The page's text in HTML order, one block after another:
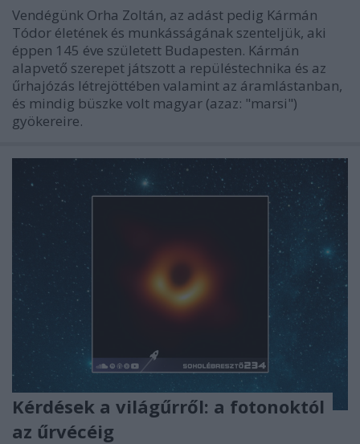
Vendégünk Orha Zoltán, az adást pedig Kármán
Tódor életének és munkásságának szenteljük, aki
éppen 145 éve született Budapesten. Kármán
alapvető szerepet játszott a repüléstechnika és az
űrhajózás létrejöttében valamint az áramlástanban,
és mindig büszke volt magyar (azaz: "marsi")
gyökereire.
Kérdések a világűrről: a fotonoktól
az űrvécéig